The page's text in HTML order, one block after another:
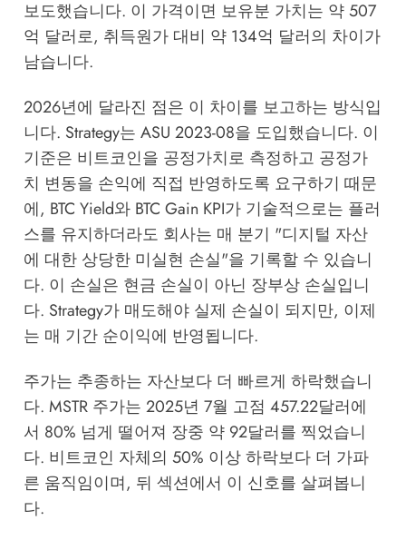
보도했습니다. 이 가격이면 보유분 가치는 약 507
억 달러로, 취득원가 대비 약 134억 달러의 차이가
남습니다.
2026년에 달라진 점은 이 차이를 보고하는 방식입
니다. Strategy는 ASU 2023-08을 도입했습니다. 이
기준은 비트코인을 공정가치로 측정하고 공정가
치 변동을 손익에 직접 반영하도록 요구하기 때문
에, BTC Yield와 BTC Gain KPI가 기술적으로는 플러
스를 유지하더라도 회사는 매 분기 "디지털 자산
에 대한 상당한 미실현 손실"을 기록할 수 있습니
다. 이 손실은 현금 손실이 아닌 장부상 손실입니
다. Strategy가 매도해야 실제 손실이 되지만, 이제
는 매 기간 순이익에 반영됩니다.
주가는 추종하는 자산보다 더 빠르게 하락했습니
다. MSTR 주가는 2025년 7월 고점 457.22달러에
서 80% 넘게 떨어져 장중 약 92달러를 찍었습니
다. 비트코인 자체의 50% 이상 하락보다 더 가파
른 움직임이며, 뒤 섹션에서 이 신호를 살펴봅니
다.